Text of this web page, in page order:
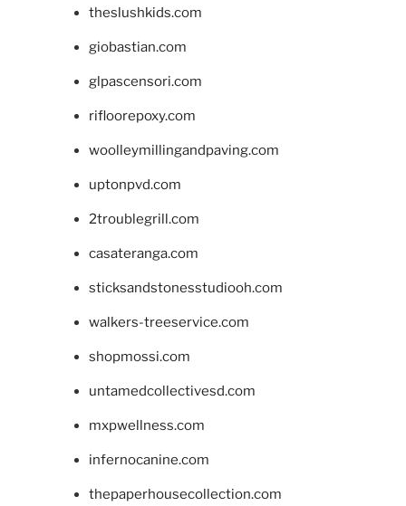
theslushkids.com
giobastian.com
glpascensori.com
rifloorepoxy.com
woolleymillingandpaving.com
uptonpvd.com
2troublegrill.com
casateranga.com
sticksandstonesstudiooh.com
walkers-treeservice.com
shopmossi.com
untamedcollectivesd.com
mxpwellness.com
infernocanine.com
thepaperhousecollection.com